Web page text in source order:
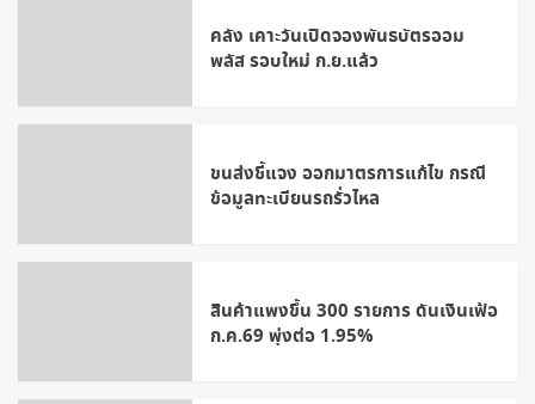
คลัง เคาะวันเปิดจองพันธบัตรออม
พลัส รอบใหม่ ก.ย.แล้ว
ขนส่งชี้แจง ออกมาตรการแก้ไข กรณี
ข้อมูลทะเบียนรถรั่วไหล
สินค้าแพงขึ้น 300 รายการ ดันเงินเฟ้อ
ก.ค.69 พุ่งต่อ 1.95%